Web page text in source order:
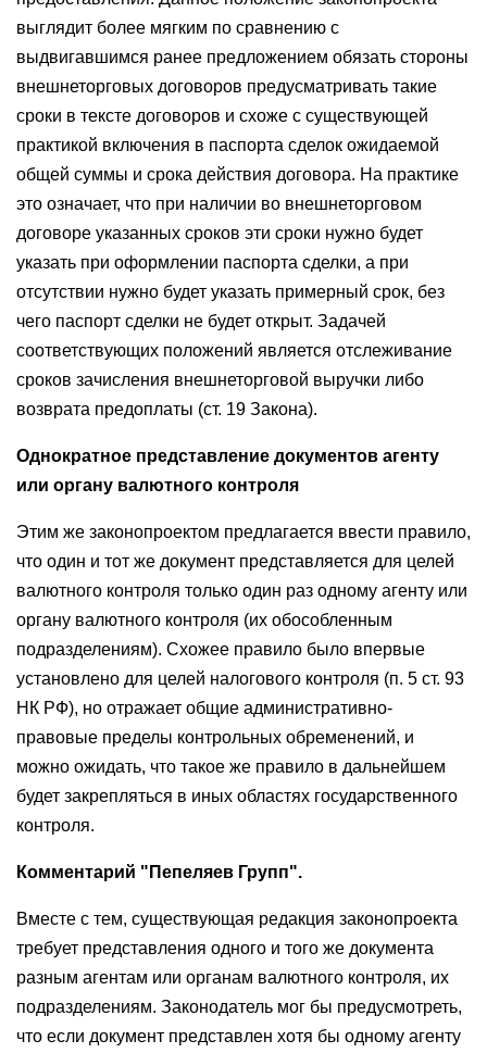
выглядит более мягким по сравнению с
выдвигавшимся ранее предложением обязать стороны
внешнеторговых договоров предусматривать такие
сроки в тексте договоров и схоже с существующей
практикой включения в паспорта сделок ожидаемой
общей суммы и срока действия договора. На практике
это означает, что при наличии во внешнеторговом
договоре указанных сроков эти сроки нужно будет
указать при оформлении паспорта сделки, а при
отсутствии нужно будет указать примерный срок, без
чего паспорт сделки не будет открыт. Задачей
соответствующих положений является отслеживание
сроков зачисления внешнеторговой выручки либо
возврата предоплаты (ст. 19 Закона).
Однократное представление документов агенту
или органу валютного контроля
Этим же законопроектом предлагается ввести правило,
что один и тот же документ представляется для целей
валютного контроля только один раз одному агенту или
органу валютного контроля (их обособленным
подразделениям). Схожее правило было впервые
установлено для целей налогового контроля (п. 5 ст. 93
НК РФ), но отражает общие административно-
правовые пределы контрольных обременений, и
можно ожидать, что такое же правило в дальнейшем
будет закрепляться в иных областях государственного
контроля.
Комментарий "Пепеляев Групп".
Вместе с тем, существующая редакция законопроекта
требует представления одного и того же документа
разным агентам или органам валютного контроля, их
подразделениям. Законодатель мог бы предусмотреть,
что если документ представлен хотя бы одному агенту